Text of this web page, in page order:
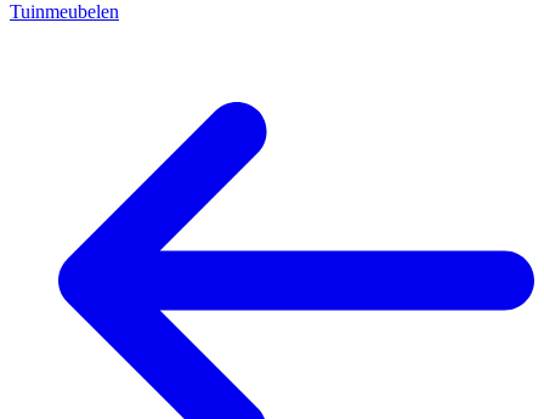
Tuinmeubelen